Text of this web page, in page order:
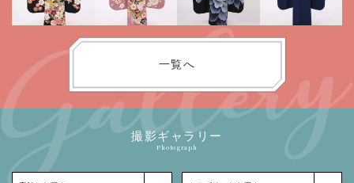
一覧へ
撮影ギャラリー
Photograph